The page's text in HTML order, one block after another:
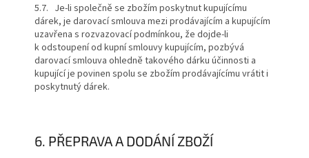
5.7. Je-li společně se zbožím poskytnut kupujícímu
dárek, je darovací smlouva mezi prodávajícím a kupujícím
uzavřena s rozvazovací podmínkou, že dojde-li
k odstoupení od kupní smlouvy kupujícím, pozbývá
darovací smlouva ohledně takového dárku účinnosti a
kupující je povinen spolu se zbožím prodávajícímu vrátit i
poskytnutý dárek.
6. PŘEPRAVA A DODÁNÍ ZBOŽÍ